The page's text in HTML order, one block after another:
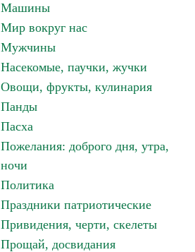
Машины
Мир вокруг нас
Мужчины
Насекомые, паучки, жучки
Овощи, фрукты, кулинария
Панды
Пасха
Пожелания: доброго дня, утра,
ночи
Политика
Праздники патриотические
Привидения, черти, скелеты
Прощай, досвидания